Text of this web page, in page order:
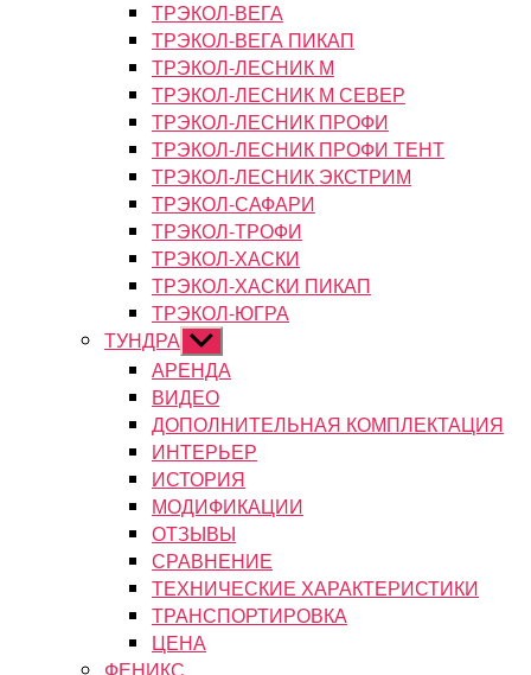
ТРЭКОЛ-ВЕГА
ТРЭКОЛ-ВЕГА ПИКАП
ТРЭКОЛ-ЛЕСНИК М
ТРЭКОЛ-ЛЕСНИК М СЕВЕР
ТРЭКОЛ-ЛЕСНИК ПРОФИ
ТРЭКОЛ-ЛЕСНИК ПРОФИ ТЕНТ
ТРЭКОЛ-ЛЕСНИК ЭКСТРИМ
ТРЭКОЛ-САФАРИ
ТРЭКОЛ-ТРОФИ
ТРЭКОЛ-ХАСКИ
ТРЭКОЛ-ХАСКИ ПИКАП
ТРЭКОЛ-ЮГРА
ТУНДРА Показывать
подменю
АРЕНДА
ВИДЕО
ДОПОЛНИТЕЛЬНАЯ КОМПЛЕКТАЦИЯ
ИНТЕРЬЕР
ИСТОРИЯ
МОДИФИКАЦИИ
ОТЗЫВЫ
СРАВНЕНИЕ
ТЕХНИЧЕСКИЕ ХАРАКТЕРИСТИКИ
ТРАНСПОРТИРОВКА
ЦЕНА